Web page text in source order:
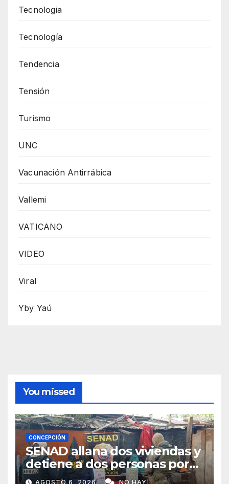
Tecnologia
Tecnología
Tendencia
Tensión
Turismo
UNC
Vacunación Antirrábica
Vallemi
VATICANO
VIDEO
Viral
Yby Yaú
You missed
CONCEPCIÓN
SENAD allana dos viviendas y
detiene a dos personas por
presunto microtráfico en
AGOSTO 6, 2026 NO HAY